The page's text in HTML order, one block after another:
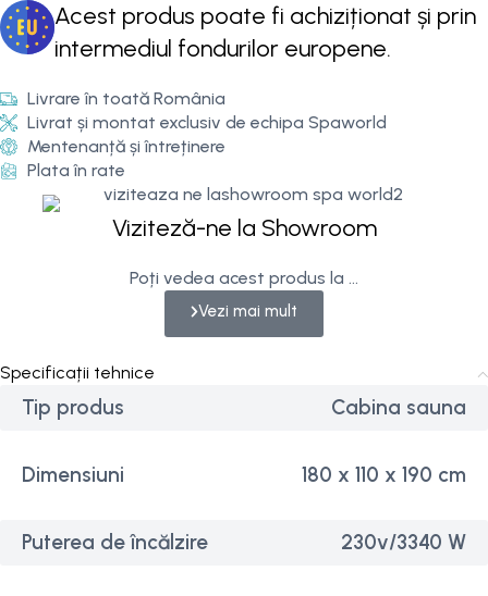
Acest produs poate fi achiziționat și prin
intermediul fondurilor europene.
Livrare în toată România
Livrat și montat exclusiv de echipa Spaworld
Mentenanță și întreținere
Plata în rate
Viziteză-ne la Showroom
Poți vedea acest produs la ...
Vezi mai mult
Specificații tehnice
Tip produs Cabina sauna
Dimensiuni 180 x 110 x 190 cm
Puterea de încălzire 230v/3340 W